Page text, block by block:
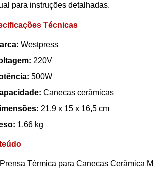
para instruções detalhadas.
Técnicas
Westpress
220V
500W
Canecas cerâmicas
21,9 x 15 x 16,5 cm
1,66 kg
Térmica para Canecas Cerâmica